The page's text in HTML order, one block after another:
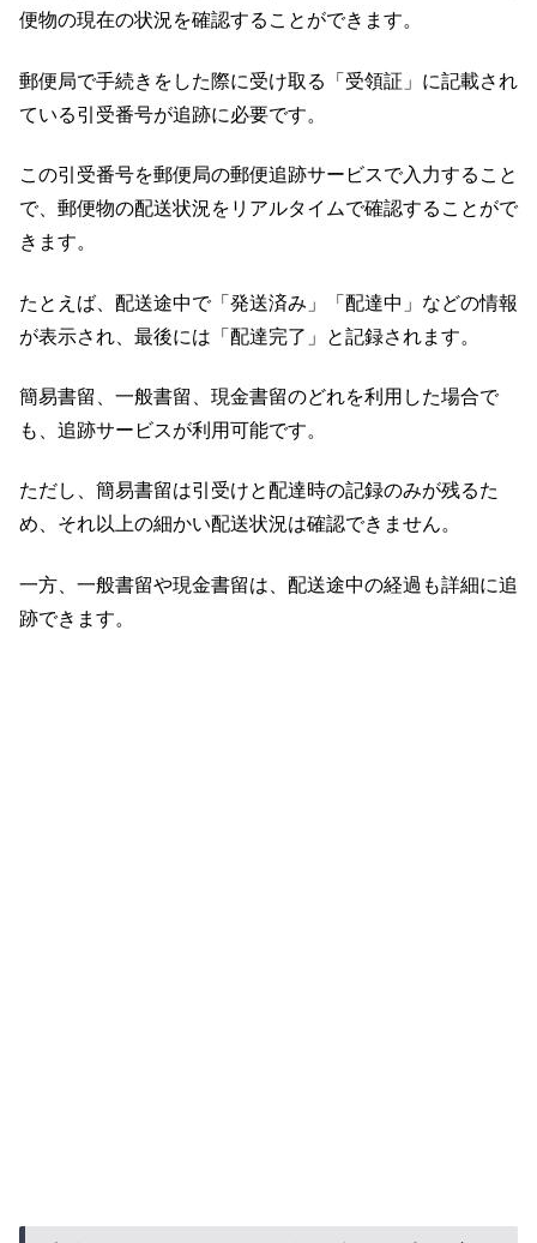
便物の現在の状況を確認することができます。
郵便局で手続きをした際に受け取る「受領証」に記載され
ている引受番号が追跡に必要です。
この引受番号を郵便局の郵便追跡サービスで入力すること
で、郵便物の配送状況をリアルタイムで確認することがで
きます。
たとえば、配送途中で「発送済み」「配達中」などの情報
が表示され、最後には「配達完了」と記録されます。
簡易書留、一般書留、現金書留のどれを利用した場合で
も、追跡サービスが利用可能です。
ただし、簡易書留は引受けと配達時の記録のみが残るた
め、それ以上の細かい配送状況は確認できません。
一方、一般書留や現金書留は、配送途中の経過も詳細に追
跡できます。